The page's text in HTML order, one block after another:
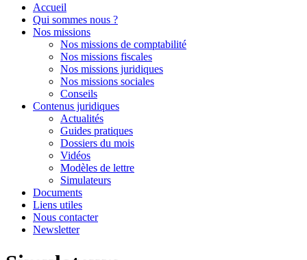
Accueil
Qui sommes nous ?
Nos missions
Nos missions de comptabilité
Nos missions fiscales
Nos missions juridiques
Nos missions sociales
Conseils
Contenus juridiques
Actualités
Guides pratiques
Dossiers du mois
Vidéos
Modèles de lettre
Simulateurs
Documents
Liens utiles
Nous contacter
Newsletter